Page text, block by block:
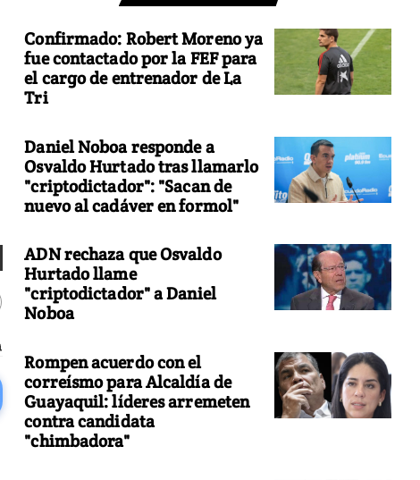
Confirmado: Robert Moreno ya
fue contactado por la FEF para
el cargo de entrenador de La
Tri
Daniel Noboa responde a
Osvaldo Hurtado tras llamarlo
"criptodictador": "Sacan de
nuevo al cadáver en formol"
ADN rechaza que Osvaldo
Hurtado llame
"criptodictador" a Daniel
Noboa
Rompen acuerdo con el
correísmo para Alcaldía de
Guayaquil: líderes arremeten
contra candidata
"chimbadora"